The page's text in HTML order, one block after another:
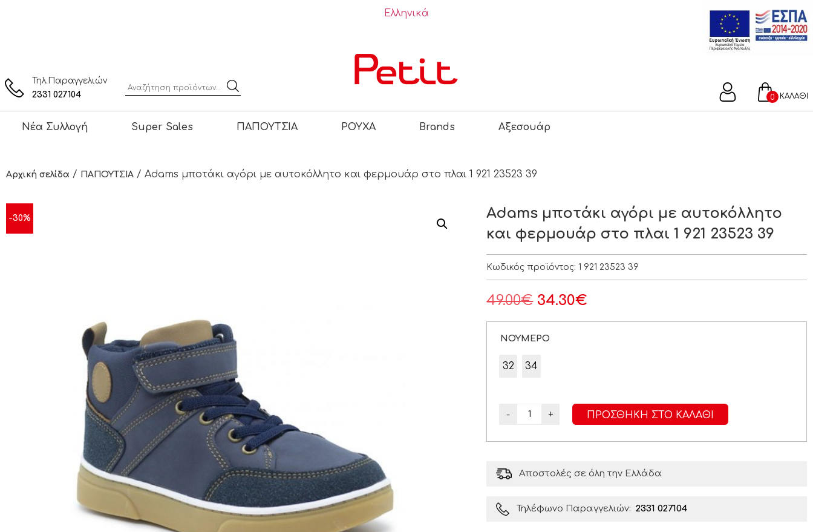
Ελληνικά
Τηλ.Παραγγελιών
2331 027104
ΚΑΛΑΘΙ
0
Νέα Συλλογή Super Sales ΠΑΠΟΥΤΣΙΑ ΡΟΥΧΑ Brands Αξεσουάρ
Αρχική σελίδα / ΠΑΠΟΥΤΣΙΑ / Adams μποτάκι αγόρι με αυτοκόλλητο και φερμουάρ στο πλαι 1 921 23523 39
-30%
Adams μποτάκι αγόρι με αυτοκόλλητο
και φερμουάρ στο πλαι 1 921 23523 39
Κωδικός προϊόντος:1 921 23523 39
49.00€ 34.30€
ΝΟΥΜΕΡΟ
32 34
- + ΠΡΟΣΘΉΚΗ ΣΤΟ ΚΑΛΆΘΙ
Αποστολές σε όλη την Ελλάδα
Τηλέφωνο Παραγγελιών: 2331 027104